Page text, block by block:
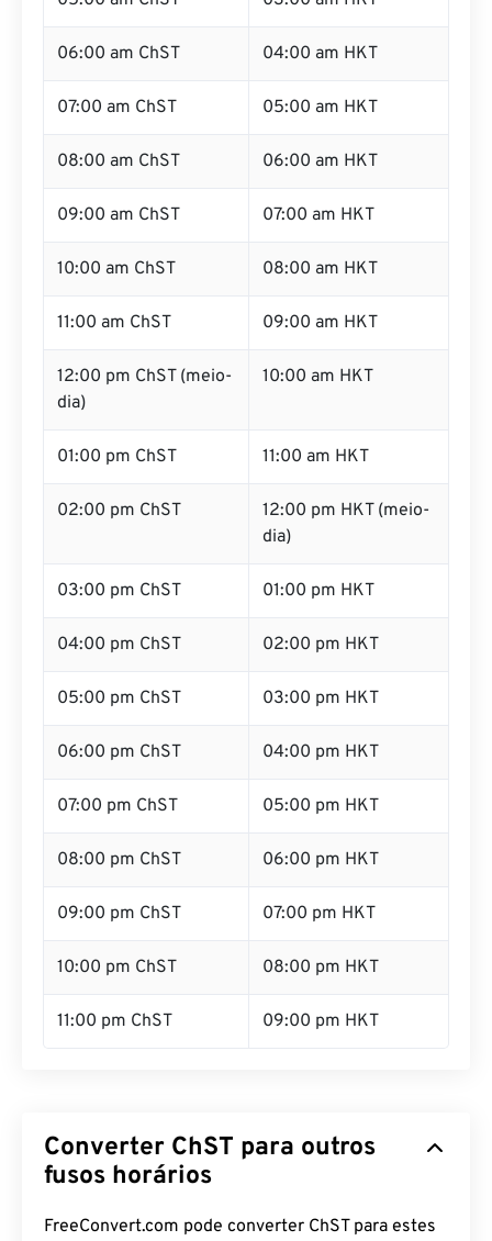
06:00 am ChST 04:00 am HKT
07:00 am ChST 05:00 am HKT
08:00 am ChST 06:00 am HKT
09:00 am ChST 07:00 am HKT
10:00 am ChST 08:00 am HKT
11:00 am ChST 09:00 am HKT
12:00 pm ChST (meio-
dia)
10:00 am HKT
01:00 pm ChST 11:00 am HKT
02:00 pm ChST
12:00 pm HKT (meio-
dia)
03:00 pm ChST 01:00 pm HKT
04:00 pm ChST 02:00 pm HKT
05:00 pm ChST 03:00 pm HKT
06:00 pm ChST 04:00 pm HKT
07:00 pm ChST 05:00 pm HKT
08:00 pm ChST 06:00 pm HKT
09:00 pm ChST 07:00 pm HKT
10:00 pm ChST 08:00 pm HKT
11:00 pm ChST 09:00 pm HKT
Converter ChST para outros
fusos horários
FreeConvert.com pode converter ChST para estes